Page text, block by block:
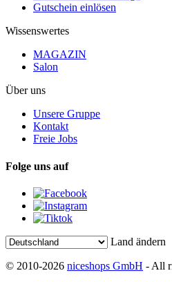
Gutschein einlösen
Wissenswertes
MAGAZIN
Salon
Über uns
Unsere Gruppe
Kontakt
Freie Jobs
Folge uns auf
Land ändern
© 2010-2026 niceshops GmbH - All